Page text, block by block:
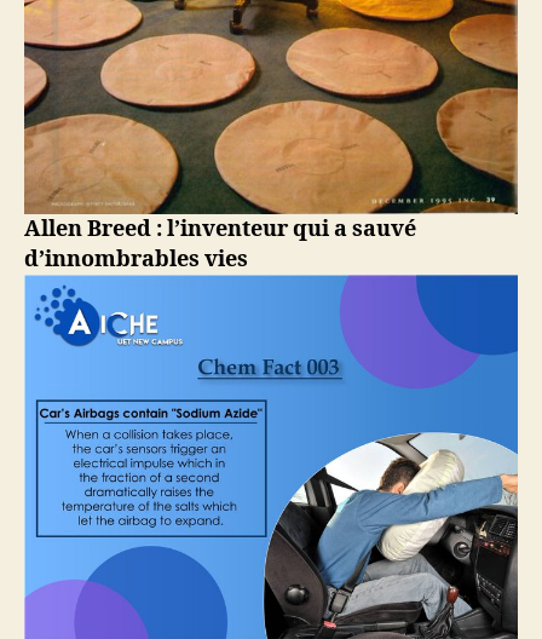
Allen Breed : l’inventeur qui a sauvé
d’innombrables vies